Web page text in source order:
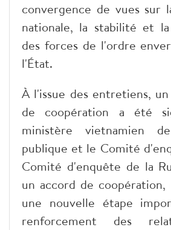
convergence de vues sur
nationale, la stabilité et la
des forces de l'ordre
l'État.​
À l'issue des entretiens,
de coopération a été
ministère vietnamien
publique et le Comité
Comité d'enquête de la
un accord de coopération,
une nouvelle étape
renforcement des